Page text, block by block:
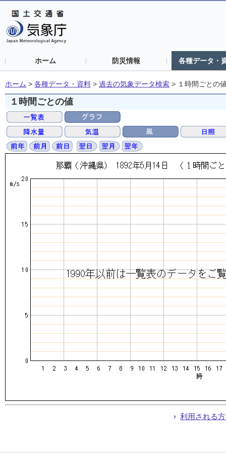
ホーム 防災情報 各種データ・
ホーム > 各種データ・資料 > 過去の気象データ検索 > １時間ごとの
１時間ごとの値
利用される